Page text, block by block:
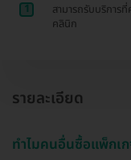
1
สามารถรับบริการ
คลินิก
รายละเอียด
ทำไมคนอื่นซื้อแพ็กเ